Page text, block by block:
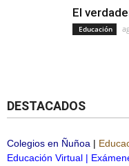
El
Educación
DESTACADOS
Colegios en Ñuñoa |
Educación Virtual |